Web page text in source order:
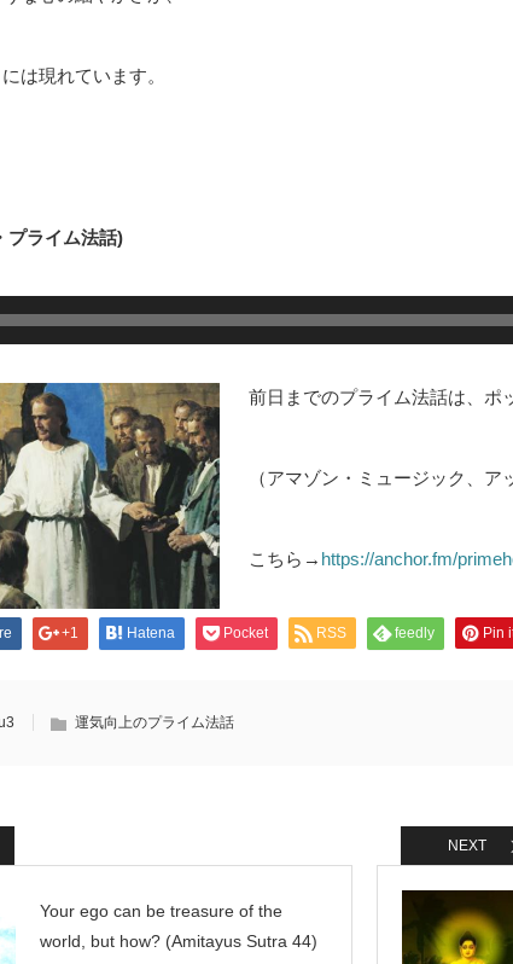
は現れています。
プライム法話)
前日までのプライム法話は、ポ
（アマゾン・ミュージック、ア
こちら → https://anchor.fm/
+1 Hatena Pocket RSS feedly Pin
運気向上のプライム法話
Your ego can be treasure of the
world, but how? (Amitayus Sutra 44)
NEXT